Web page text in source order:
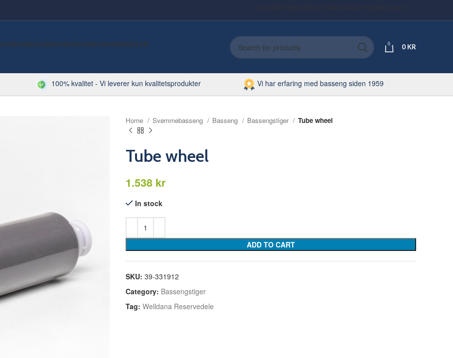
SVØMMEBASSENGSPASAUNAKJEMIRØRDELER 0 0 KR
100% kvalitet - Vi leverer kun kvalitetsprodukter Vi har erfaring med basseng siden 1959
Home Svømmebasseng Basseng Bassengstiger Tube wheel
Tube wheel
kr
In stock
ADD TO CART
SKU: 39-331912
Category: Bassengstiger
Tag: Welldana Reservedele